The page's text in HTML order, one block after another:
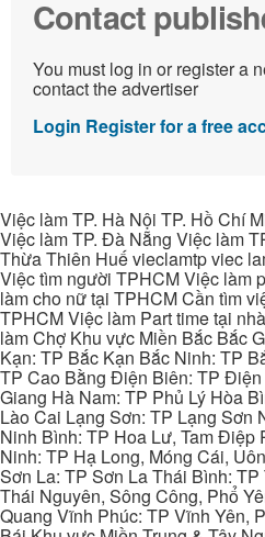
Contact
You must log in or register a
contact the advertiser
Login Register for a free
Việc làm TP. Hà Nội TP. Hồ Chí
Việc làm TP. Đà Nẵng Việc làm
Thừa Thiên Huế vieclamtp viec
Việc tìm người TPHCM Việc làm
làm cho nữ tại TPHCM Cần tìm
TPHCM Việc làm Part time tại
làm Chợ Khu vực Miền Bắc Bắc
Kạn: TP Bắc Kạn Bắc Ninh: TP
TP Cao Bằng Điện Biên: TP
Giang Hà Nam: TP Phủ Lý Hòa
Lào Cai Lạng Sơn: TP Lạng Sơn
Ninh Bình: TP Hoa Lư, Tam Điệp
Ninh: TP Hạ Long, Móng Cái,
Sơn La: TP Sơn La Thái Bình:
Thái Nguyên, Sông Công, Phổ
Quang Vĩnh Phúc: TP Vĩnh Yên,